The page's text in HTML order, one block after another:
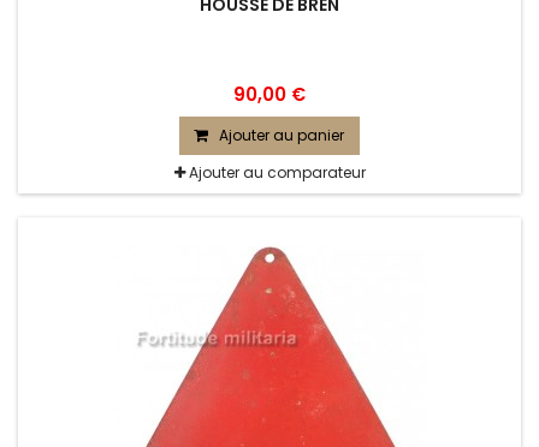
HOUSSE DE BREN
90,00 €
Ajouter au panier
Ajouter au comparateur